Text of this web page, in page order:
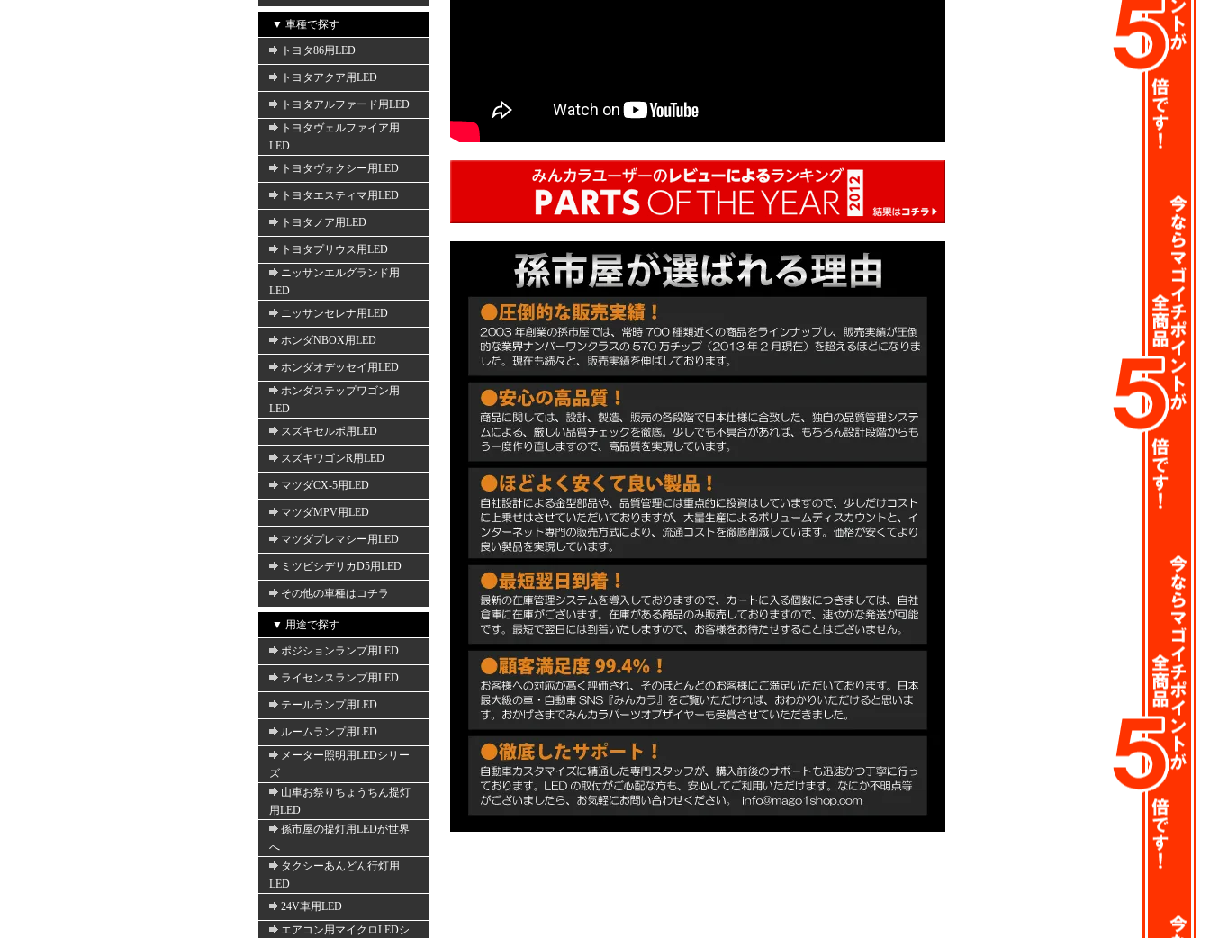
▼ 車種で探す
トヨタ86用LED
トヨタアクア用LED
トヨタアルファード用LED
トヨタヴェルファイア用
LED
トヨタヴォクシー用LED
トヨタエスティマ用LED
トヨタノア用LED
トヨタプリウス用LED
ニッサンエルグランド用
LED
ニッサンセレナ用LED
ホンダNBOX用LED
ホンダオデッセイ用LED
ホンダステップワゴン用
LED
スズキセルボ用LED
スズキワゴンR用LED
マツダCX-5用LED
マツダMPV用LED
マツダプレマシー用LED
ミツビシデリカD5用LED
その他の車種はコチラ
▼ 用途で探す
ポジションランプ用LED
ライセンスランプ用LED
テールランプ用LED
ルームランプ用LED
メーター照明用LEDシリー
ズ
山車お祭りちょうちん提灯
用LED
孫市屋の提灯用LEDが世界
へ
タクシーあんどん行灯用
LED
24V車用LED
エアコン用マイクロLEDシ